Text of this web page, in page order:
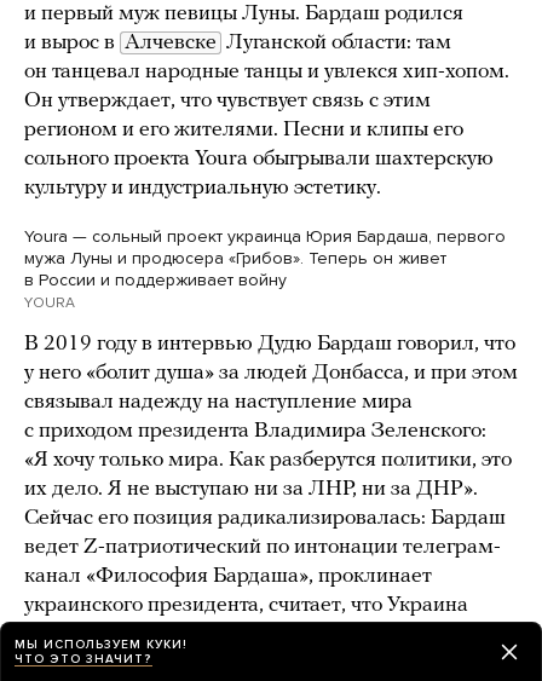
и первый муж певицы Луны. Бардаш родился
и вырос в Алчевске Луганской области: там
он танцевал народные танцы и увлекся хип-хопом.
Он утверждает, что чувствует связь с этим
регионом и его жителями. Песни и клипы его
сольного проекта Youra обыгрывали шахтерскую
культуру и индустриальную эстетику.
Youra — сольный проект украинца Юрия Бардаша, первого
мужа Луны и продюсера «Грибов». Теперь он живет
в России и поддерживает войну
YOURA
В 2019 году в интервью Дудю Бардаш говорил, что
у него «болит душа» за людей Донбасса, и при этом
связывал надежду на наступление мира
с приходом президента Владимира Зеленского:
«Я хочу только мира. Как разберутся политики, это
их дело. Я не выступаю ни за ЛНР, ни за ДНР».
Сейчас его позиция радикализировалась: Бардаш
ведет Z-патриотический по интонации телеграм-
канал «Философия Бардаша», проклинает
украинского президента, считает, что Украина
и мать своего сына Луну
МЫ ИСПОЛЬЗУЕМ КУКИ!
ЧТО ЭТО ЗНАЧИТ?